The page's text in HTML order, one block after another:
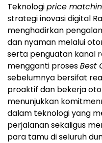
Teknologiprice
strategi inovasi digital
menghadirkan
dan nyaman melalui
serta penguatan kanal
mengganti prosesBest
sebelumnya bersifat
proaktif dan bekerja
menunjukkan
dalam teknologi yang
perjalanan sekaligus
para tamu di seluruh